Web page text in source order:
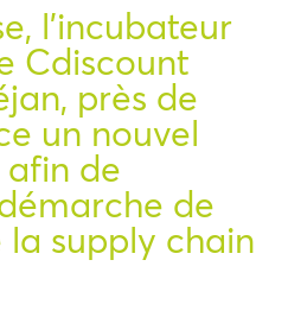
l’incubateur
Cdiscount
près de
un nouvel
de
de
supply chain